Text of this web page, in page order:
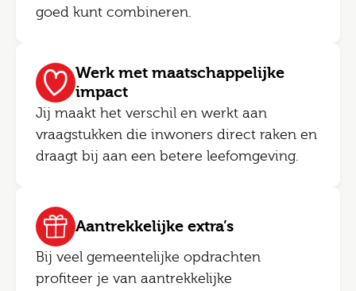
goed kunt combineren.
Werk met maatschappelijke
impact
Jij maakt het verschil en werkt aan
vraagstukken die inwoners direct raken en
draagt bij aan een betere leefomgeving.
Aantrekkelijke extra’s
Bij veel gemeentelijke opdrachten
profiteer je van aantrekkelijke